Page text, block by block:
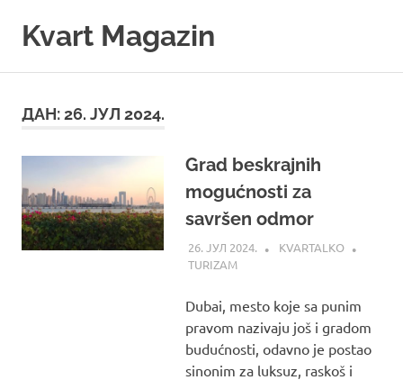
Kvart Magazin
vas!
ДАН:26. ЈУЛ 2024.
Grad beskrajnih
mogućnosti za
savršen odmor
26. ЈУЛ 2024.
KVARTALKO
TURIZAM
Dubai, mesto koje sa punim
pravom nazivaju još i gradom
budućnosti, odavno je postao
sinonim za luksuz, raskoš i